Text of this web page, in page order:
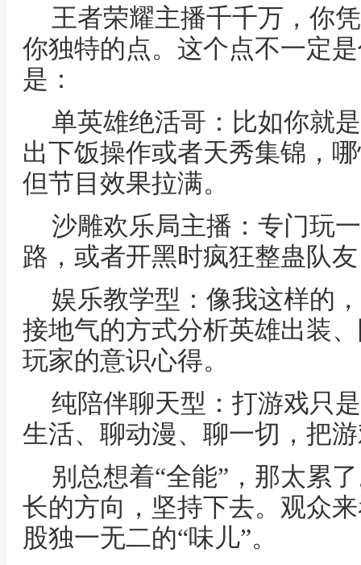
王者荣耀主播千千万，你
你独特的点。这个点不一定
是：
单英雄绝活哥：比如你就
出下饭操作或者天秀集锦，
但节目效果拉满。
沙雕欢乐局主播：专门玩
路，或者开黑时疯狂整蛊队
娱乐教学型：像我这样的
接地气的方式分析英雄出装
玩家的意识心得。
纯陪伴聊天型：打游戏只
生活、聊动漫、聊一切，把
别总想着“全能”，那太累
长的方向，坚持下去。观众
股独一无二的“味儿”。